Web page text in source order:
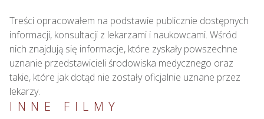
Treści opracowałem na podstawie publicznie dostępnych
informacji, konsultacji z lekarzami i naukowcami. Wśród
nich znajdują się informacje, które zyskały powszechne
uznanie przedstawicieli środowiska medycznego oraz
takie, które jak dotąd nie zostały oficjalnie uznane przez
lekarzy.
INNE FILMY